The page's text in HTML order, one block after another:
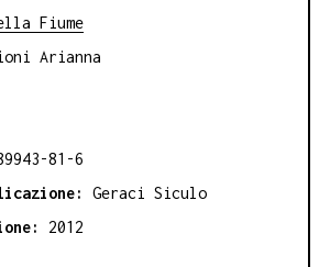
Fiume
Arianna
81-6
Geraci Siculo
2012